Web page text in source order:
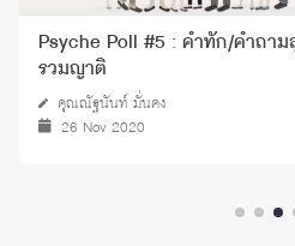
Psyche Poll #5 : คำทัก/คำถา
รวมญาติ
คุณณัฐนันท์ มั่นคง
26 Nov 2020